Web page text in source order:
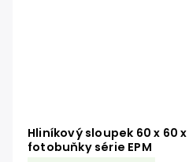
Hliníkový sloupek 60 x 60
fotobuňky série EPM